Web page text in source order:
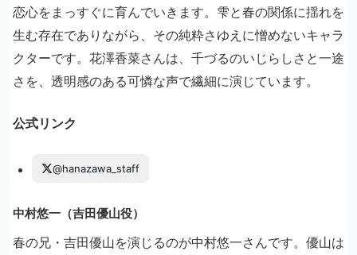
恋心をまっすぐに育んでいきます。雫と春の関係に揺れを
生む存在でありながら、その純粋さゆえに憎めないキャラ
クターです。花澤香菜さんは、千づるのいじらしさと一途
さを、透明感のある可憐な声で繊細に演じています。
公式リンク
@hanazawa_staff
中村悠一（吉田優山役）
春の兄・吉田優山を演じるのが中村悠一さんです。優山は